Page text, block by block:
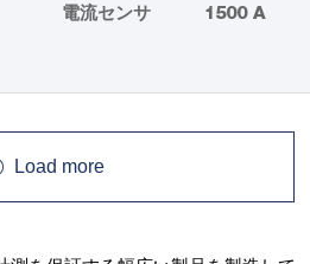
電流センサ 1500 A
Load more